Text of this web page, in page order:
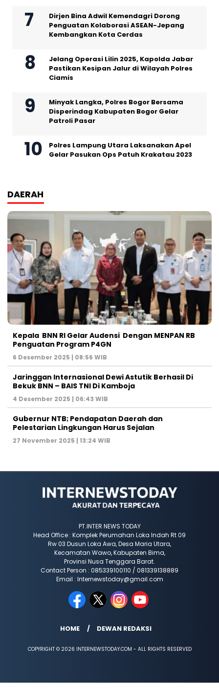
Dirjen Bina Adwil Kemendagri Dorong
Penguatan Kolaborasi ASEAN-Jepang
Kembangkan Kota Cerdas
Jelang Operasi Lilin 2025, Kapolda Jabar
Pastikan Kesipan Jalur di Wilayah Polres
Ciamis
Minyak Langka, Polres Bogor Bersama
Disperindag Kabupaten Bogor Gelar
Patroli Pasar
Polres Lampung Utara Laksanakan Apel
Gelar Pasukan Ops Patuh Krakatau 2023
DAERAH
Kepala BNN RI Gelar Audensi Dengan MENPAN RB
Penguatan Program P4GN
6 Desember 2025 | 08:56 WIB
Jaringgan Internasional Dewi Astutik Berhasil Di
Bekuk BNN – BAIS TNI Di Kamboja
4 Desember 2025 | 06:43 WIB
Gubernur NTB; Pendapatan Daerah dan
Pelestarian Lingkungan Harus Sejalan
27 November 2025 | 13:24 WIB
PT.INTER NEWS TODAY
Head Office : Komplek Perumahan Loka Indah Rt 09
Rw 03 Dusun Loka Awa, Desa Maria Utara,
Kecamatan Wawo, Kabupaten Bima,
Provinsi Nusa Tenggara Barat.
Contact Person : 085339100110 / 081339138889
Email : Internewstoday@gmail.com
HOME DEWAN REDAKSI
COPYRIGHT © 2026 INTERNEWSTODAY.COM - ALL RIGHTS RESERVED